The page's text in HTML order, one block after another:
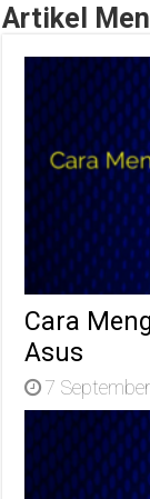
Artikel
Cara
Asus
7